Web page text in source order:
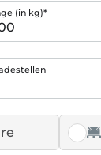
(in kg)*